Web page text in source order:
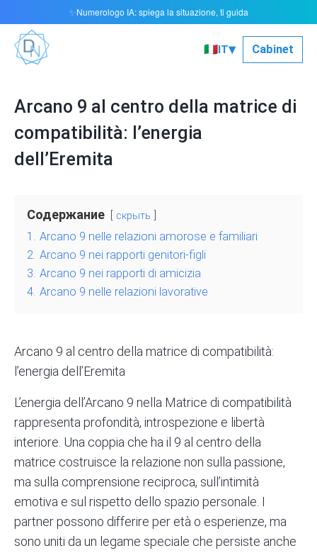
🇮🇹IT▾ Cabinet
Arcano 9 al centro della matrice di
compatibilità: l’energia
dell’Eremita
Содержание скрыть
1. Arcano 9 nelle relazioni amorose e familiari
2. Arcano 9 nei rapporti genitori-figli
3. Arcano 9 nei rapporti di amicizia
4. Arcano 9 nelle relazioni lavorative
Arcano 9 al centro della matrice di compatibilità:
l’energia dell’Eremita
L’energia dell’Arcano 9 nella Matrice di compatibilità
rappresenta profondità, introspezione e libertà
interiore. Una coppia che ha il 9 al centro della
matrice costruisce la relazione non sulla passione,
ma sulla comprensione reciproca, sull’intimità
emotiva e sul rispetto dello spazio personale. I
partner possono differire per età o esperienze, ma
sono uniti da un legame speciale che persiste anche
✨Numerologo IA: spiega la situazione, ti guida